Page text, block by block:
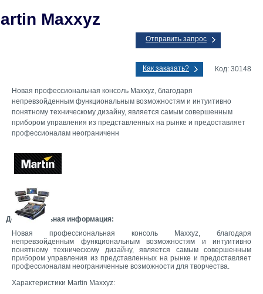
Maxxyz
Отправить запрос
Как заказать? Код: 30148
Новая профессиональная консоль Maxxyz, благодаря
непревзойденным функциональным возможностям и интуитивно
понятному техническому дизайну, является самым совершенным
прибором управления из представленных на рынке и предоставляет
профессионалам неограниченн
Дополнительная информация:
Новая профессиональная консоль Maxxyz, благодаря
непревзойденным функциональным возможностям и интуитивно
понятному техническому дизайну, является самым совершенным
прибором управления из представленных на рынке и предоставляет
профессионалам неограниченные возможности для творчества.
Характеристики Martin Maxxyz: